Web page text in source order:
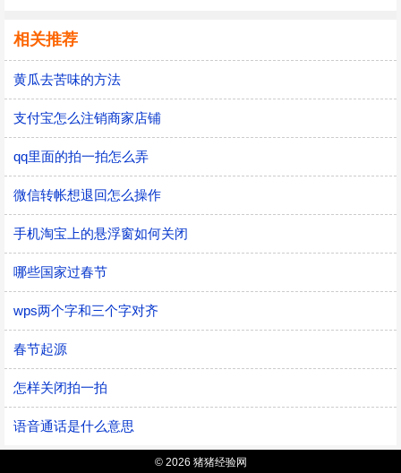
相关推荐
黄瓜去苦味的方法
支付宝怎么注销商家店铺
qq里面的拍一拍怎么弄
微信转帐想退回怎么操作
手机淘宝上的悬浮窗如何关闭
哪些国家过春节
wps两个字和三个字对齐
春节起源
怎样关闭拍一拍
语音通话是什么意思
© 2026 猪猪经验网